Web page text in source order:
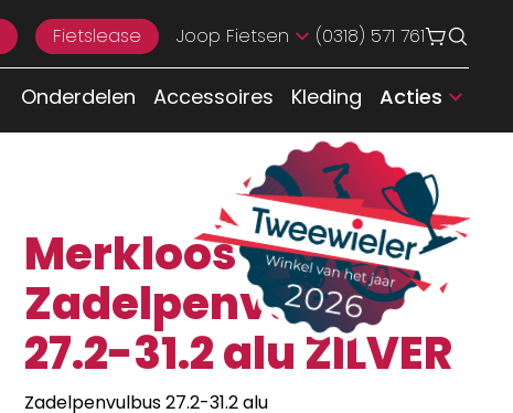
Fietslease Joop Fietsen (0318) 571 761
Onderdelen Accessoires Kleding Acties
Merkloos
Zadelpenvulbus
27.2-31.2 alu ZILVER
Zadelpenvulbus 27.2-31.2 alu